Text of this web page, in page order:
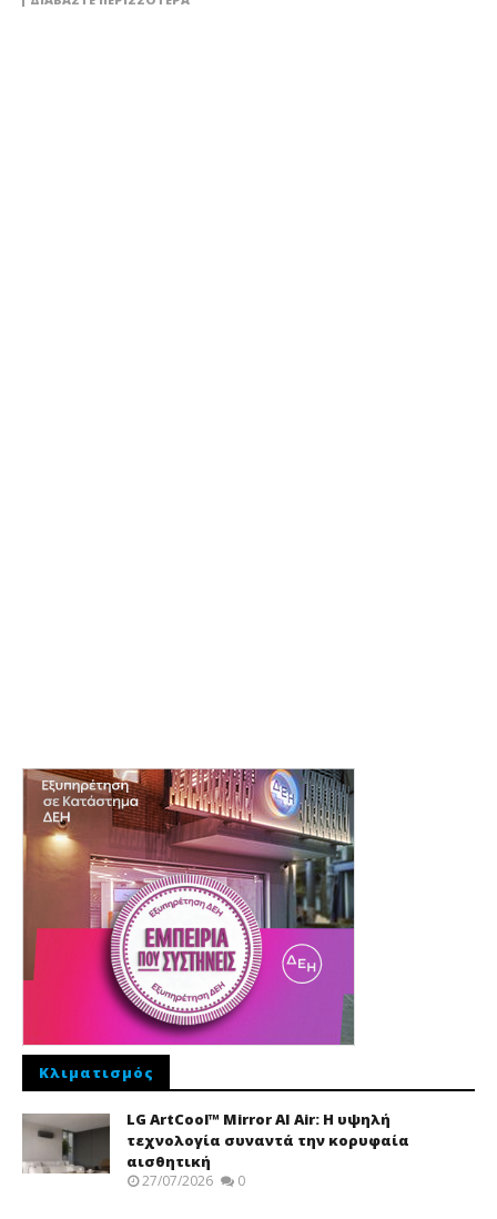
Κλιματισμός
LG ArtCool™ Mirror AI Air: Η υψηλή
τεχνολογία συναντά την κορυφαία
αισθητική
27/07/2026 0